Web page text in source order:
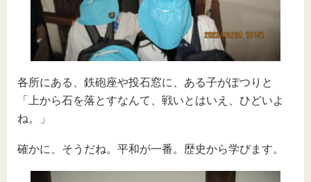
各所にある、鉄砲座や投石窓に、ある子がぽつりと
「上から石を落とすなんて、戦いとはいえ、ひどいよ
ね。」
確かに、そうだね。平和が一番。歴史から学びます。